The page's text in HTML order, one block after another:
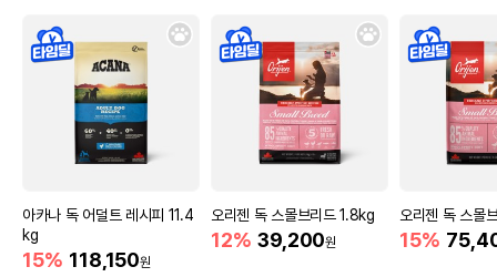
아카나 독 어덜트 레시피 11.4
kg
15% 118,150원
오리젠 독 스몰브리드 1.8kg
12% 39,200원
오리젠 독 스몰
15%